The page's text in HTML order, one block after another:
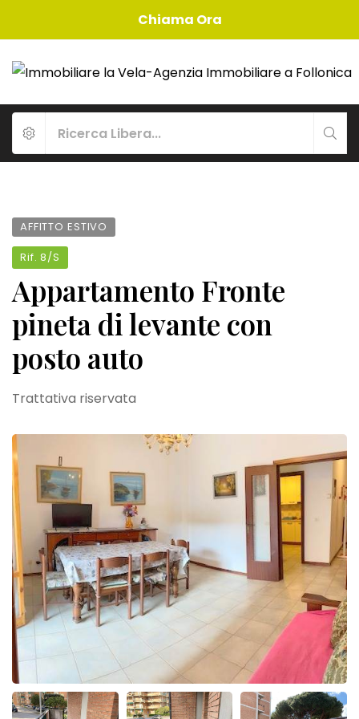
Chiama Ora
AFFITTO ESTIVO
Rif.8/S
Appartamento Fronte
pineta di levante con
posto auto
Trattativa riservata